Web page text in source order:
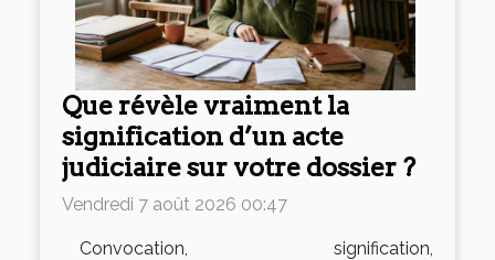
Que révèle vraiment la
signification d’un acte
judiciaire sur votre dossier ?
Vendredi 7 août 2026 00:47
Convocation, signification,